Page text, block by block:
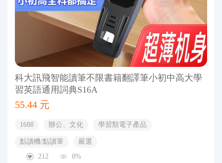
科大訊飛智能讀筆不限書籍翻譯筆小初中高大學
習英語通用詞典S16A
55.44 元
1688 辦公、文化 學習類電子產品
點讀機/點讀筆
嚴選
212
0%